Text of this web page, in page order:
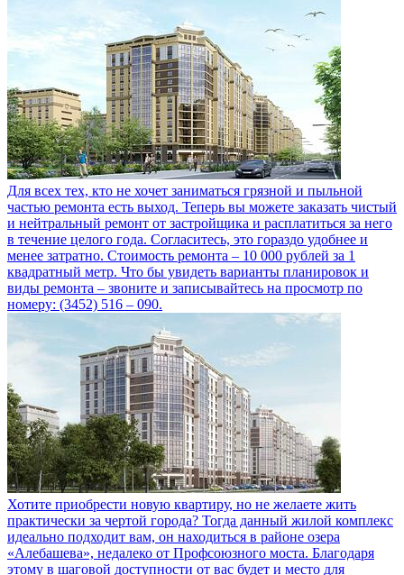
Для всех тех, кто не хочет заниматься грязной и пыльной
частью ремонта есть выход. Теперь вы можете заказать чистый
и нейтральный ремонт от застройщика и расплатиться за него
в течение целого года. Согласитесь, это гораздо удобнее и
менее затратно. Стоимость ремонта – 10 000 рублей за 1
квадратный метр. Что бы увидеть варианты планировок и
виды ремонта – звоните и записывайтесь на просмотр по
номеру: (3452) 516 – 090.
Хотите приобрести новую квартиру, но не желаете жить
практически за чертой города? Тогда данный жилой комплекс
идеально подходит вам, он находиться в районе озера
«Алебашева», недалеко от Профсоюзного моста. Благодаря
этому в шаговой доступности от вас будет и место для